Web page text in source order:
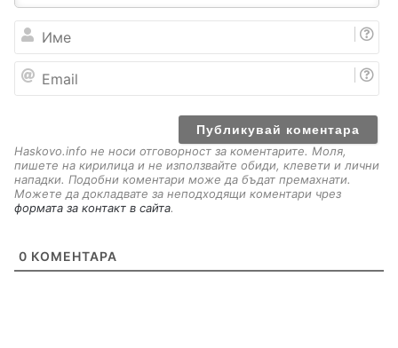
е
a
Haskovo.info не носи отговорност за коментарите. Моля,
пишете на кирилица и не използвайте обиди, клевети и лични
нападки. Подобни коментари може да бъдат премахнати.
Можете да докладвате за неподходящи коментари чрез
формата за контакт в сайта.
0 КОМЕНТАРА